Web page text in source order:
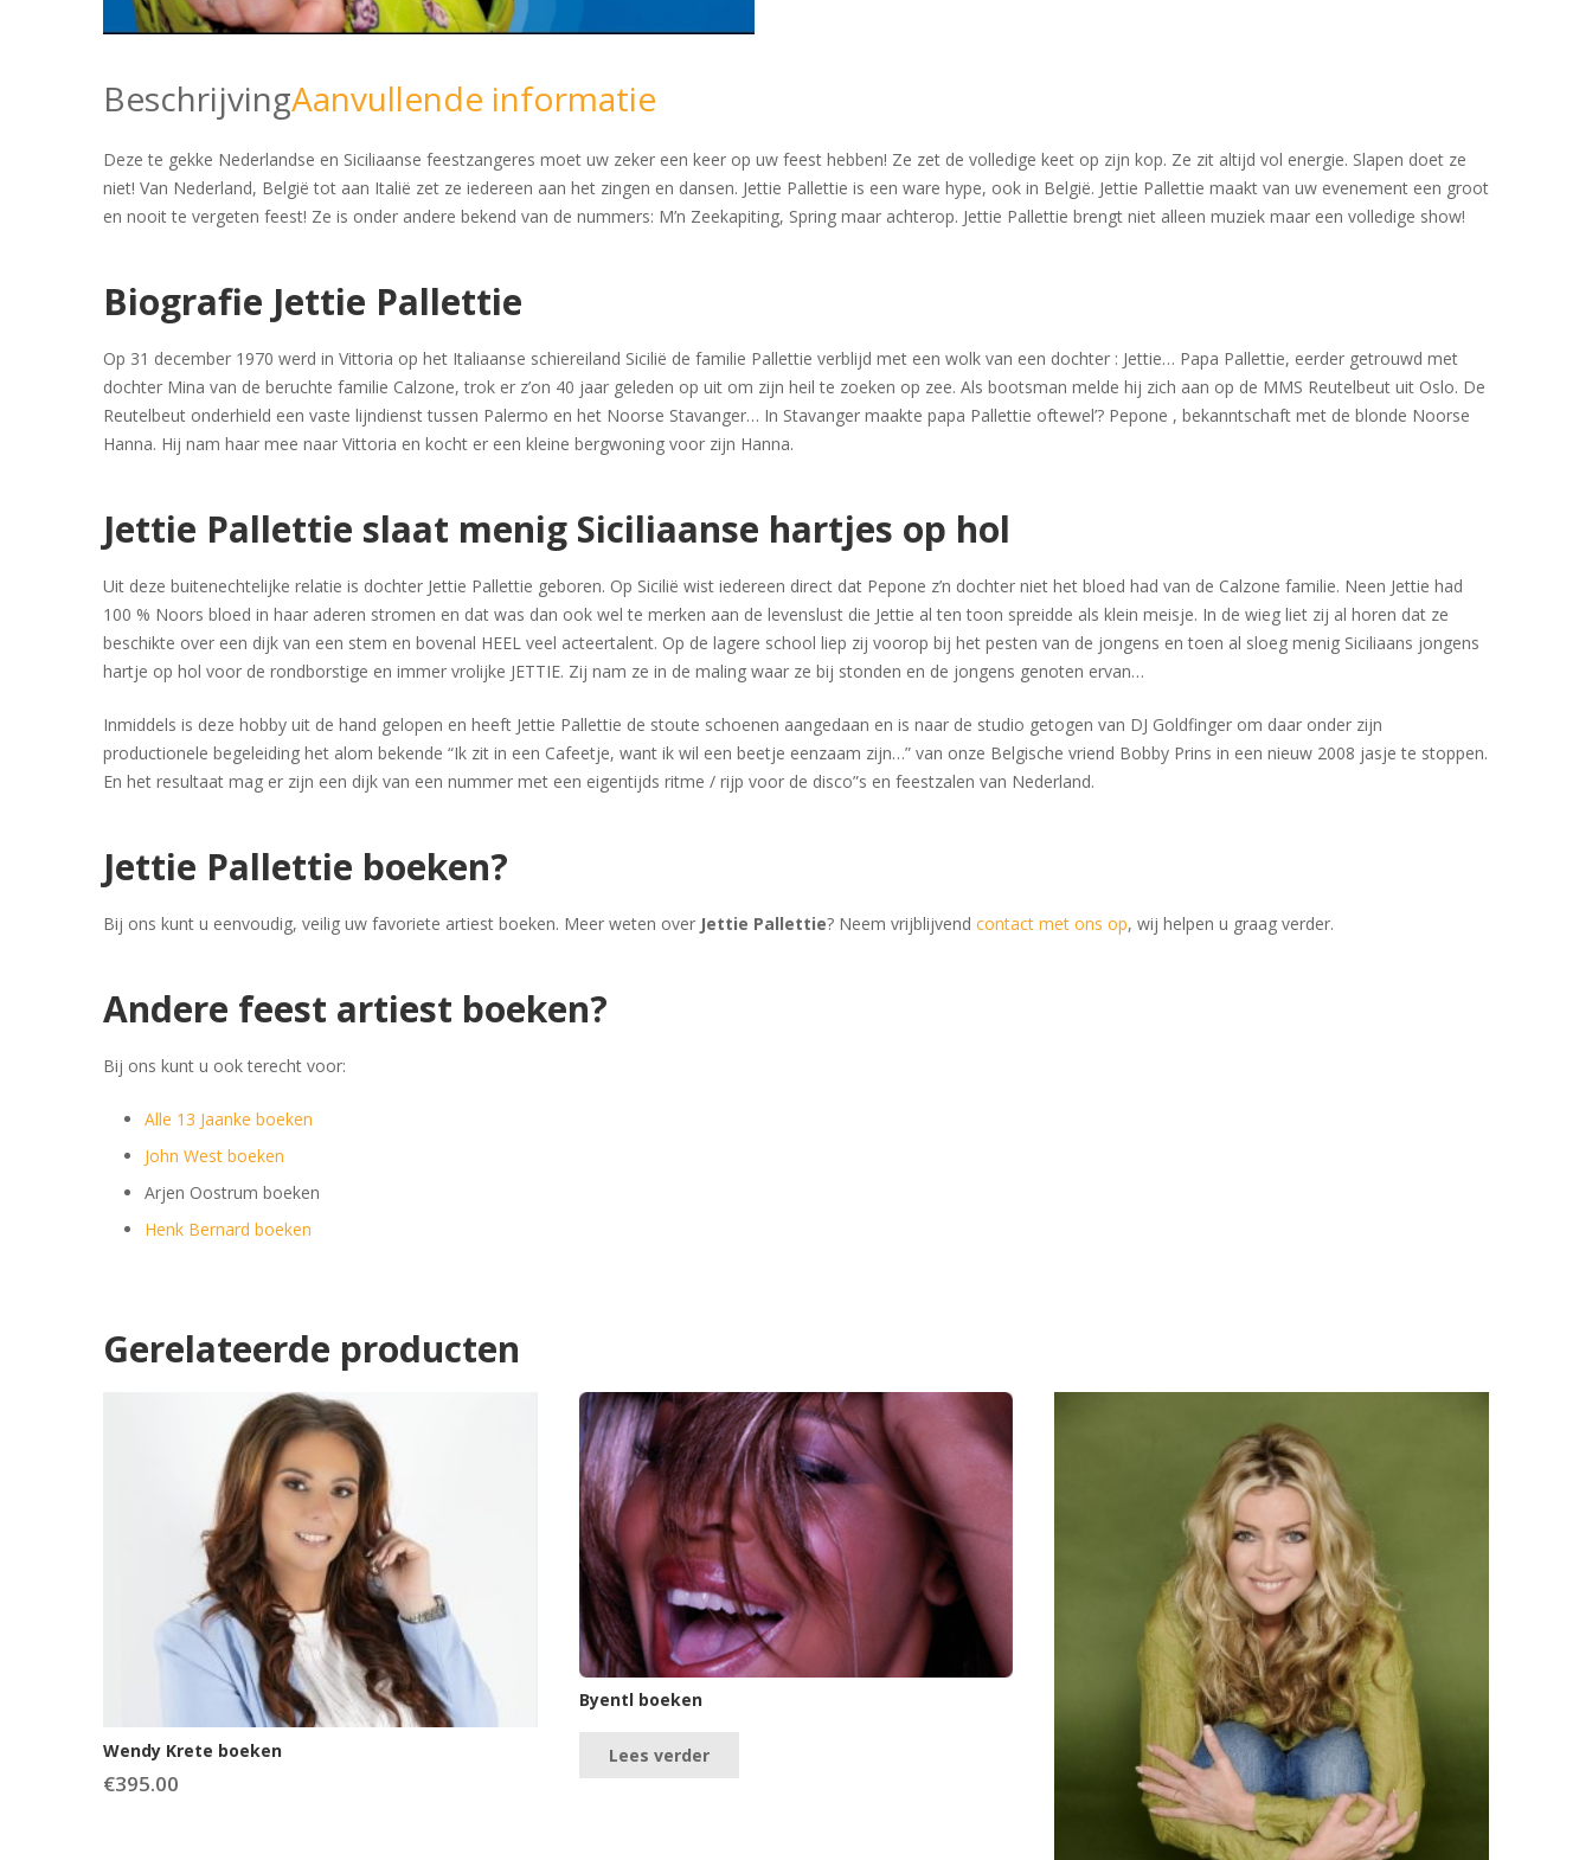
BeschrijvingAanvullende informatie
Deze te gekke Nederlandse en Siciliaanse feestzangeres moet uw zeker een keer op uw feest hebben! Ze zet de volledige keet op zijn kop. Ze zit altijd vol energie. Slapen doet ze
niet! Van Nederland, België tot aan Italië zet ze iedereen aan het zingen en dansen. Jettie Pallettie is een ware hype, ook in België. Jettie Pallettie maakt van uw evenement een groot
en nooit te vergeten feest! Ze is onder andere bekend van de nummers: M’n Zeekapiting, Spring maar achterop. Jettie Pallettie brengt niet alleen muziek maar een volledige show!
Biografie Jettie Pallettie
Op 31 december 1970 werd in Vittoria op het Italiaanse schiereiland Sicilië de familie Pallettie verblijd met een wolk van een dochter : Jettie… Papa Pallettie, eerder getrouwd met
dochter Mina van de beruchte familie Calzone, trok er z’on 40 jaar geleden op uit om zijn heil te zoeken op zee. Als bootsman melde hij zich aan op de MMS Reutelbeut uit Oslo. De
Reutelbeut onderhield een vaste lijndienst tussen Palermo en het Noorse Stavanger… In Stavanger maakte papa Pallettie oftewel’? Pepone , bekanntschaft met de blonde Noorse
Hanna. Hij nam haar mee naar Vittoria en kocht er een kleine bergwoning voor zijn Hanna.
Jettie Pallettie slaat menig Siciliaanse hartjes op hol
Uit deze buitenechtelijke relatie is dochter Jettie Pallettie geboren. Op Sicilië wist iedereen direct dat Pepone z’n dochter niet het bloed had van de Calzone familie. Neen Jettie had
100 % Noors bloed in haar aderen stromen en dat was dan ook wel te merken aan de levenslust die Jettie al ten toon spreidde als klein meisje. In de wieg liet zij al horen dat ze
beschikte over een dijk van een stem en bovenal HEEL veel acteertalent. Op de lagere school liep zij voorop bij het pesten van de jongens en toen al sloeg menig Siciliaans jongens
hartje op hol voor de rondborstige en immer vrolijke JETTIE. Zij nam ze in de maling waar ze bij stonden en de jongens genoten ervan…
Inmiddels is deze hobby uit de hand gelopen en heeft Jettie Pallettie de stoute schoenen aangedaan en is naar de studio getogen van DJ Goldfinger om daar onder zijn
productionele begeleiding het alom bekende “Ik zit in een Cafeetje, want ik wil een beetje eenzaam zijn…” van onze Belgische vriend Bobby Prins in een nieuw 2008 jasje te stoppen.
En het resultaat mag er zijn een dijk van een nummer met een eigentijds ritme / rijp voor de disco”s en feestzalen van Nederland.
Jettie Pallettie boeken?
Bij ons kunt u eenvoudig, veilig uw favoriete artiest boeken. Meer weten over Jettie Pallettie? Neem vrijblijvend contact met ons op, wij helpen u graag verder.
Andere feest artiest boeken?
Bij ons kunt u ook terecht voor:
Alle 13 Jaanke boeken
John West boeken
Arjen Oostrum boeken
Henk Bernard boeken
Gerelateerde producten
Wendy Krete boeken
€395.00
Byentl boeken
Lees verder